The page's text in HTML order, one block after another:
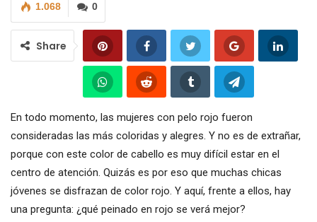
0
1.068
Share
En todo momento, las mujeres con pelo rojo fueron
consideradas las más coloridas y alegres. Y no es de extrañar,
porque con este color de cabello es muy difícil estar en el
centro de atención. Quizás es por eso que muchas chicas
jóvenes se disfrazan de color rojo. Y aquí, frente a ellos, hay
una pregunta: ¿qué peinado en rojo se verá mejor?